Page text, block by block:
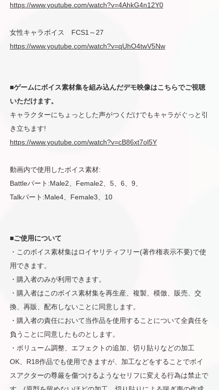
https://www.youtube.com/watch?v=4AhkG4n12Y0
女性キャラボイス FCS1～27
https://www.youtube.com/watch?v=qUhO4twV5Nw
■ゲームにボイス素材集を組み込んだデモ映像はこちらでご視聴
いただけます。
キャラクターにちょっとした声がつくだけでもキャラがぐっと引
き立ちます!
https://www.youtube.com/watch?v=cB86xt7ol5Y
動画内で使用したボイス素材:
Battleパート:Male2、Female2、5、6、9、
Talkパート:Male4、Female3、10
■ご使用について
・このボイス素材集はロイヤリティフリー(著作権表示不要)で使
用できます。
・購入者のみが利用できます。
・購入者はこのボイス素材集を再生産、複製、模倣、販売、交
換、再販、配布しないことに同意します。
・購入者の責任において当作品を使用することについて全責任を
負うことに同意したものとします。
・ボリューム調整、エフェクトの追加、切り貼りなどの加工
OK、R18作品でも使用できますが、加工などをすることでボイ
スアクターの尊厳を傷つけるようなセリフに変える行為は禁止で